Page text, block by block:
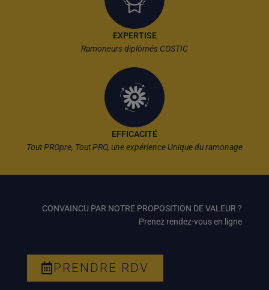
EXPERTISE
Ramoneurs diplômés COSTIC
EFFICACITÉ
Tout PROpre, Tout PRO, une expérience Unique du ramonage
CONVAINCU PAR NOTRE PROPOSITION DE VALEUR ?
Prenez rendez-vous en ligne
PRENDRE RDV